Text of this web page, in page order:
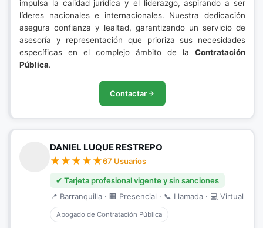
impulsa la calidad jurídica y el liderazgo, aspirando a ser
líderes nacionales e internacionales. Nuestra dedicación
asegura confianza y lealtad, garantizando un servicio de
asesoría y representación que prioriza sus necesidades
específicas en el complejo ámbito de la Contratación
Pública.
Contactar
DANIEL LUQUE RESTREPO
67 Usuarios
✔ Tarjeta profesional vigente y sin sanciones
📍 Barranquilla · 🏢 Presencial · 📞 Llamada · 💻 Virtual
Abogado de Contratación Pública